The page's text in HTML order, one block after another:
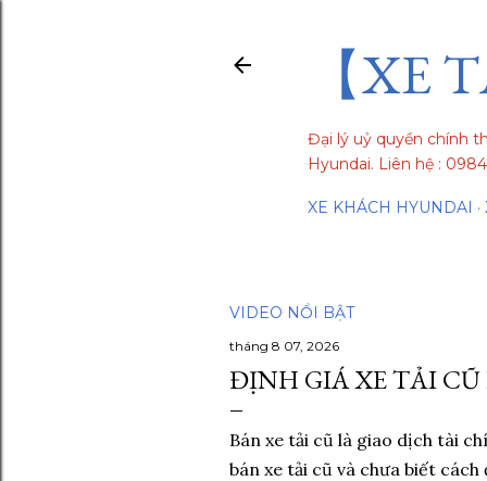
【XE
Đại lý uỷ quyền chính
Hyundai. Liên hệ :
XE KHÁCH HYUNDAI
VIDEO NỔI BẬT
tháng 8 07, 2026
ĐỊNH GIÁ XE TẢI CŨ
Bán xe tải cũ là giao dịch tài
bán xe tải cũ và chưa biết